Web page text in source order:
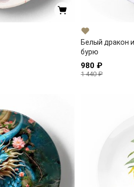
Белый дракон
бурю
980 ₽
1 440 ₽